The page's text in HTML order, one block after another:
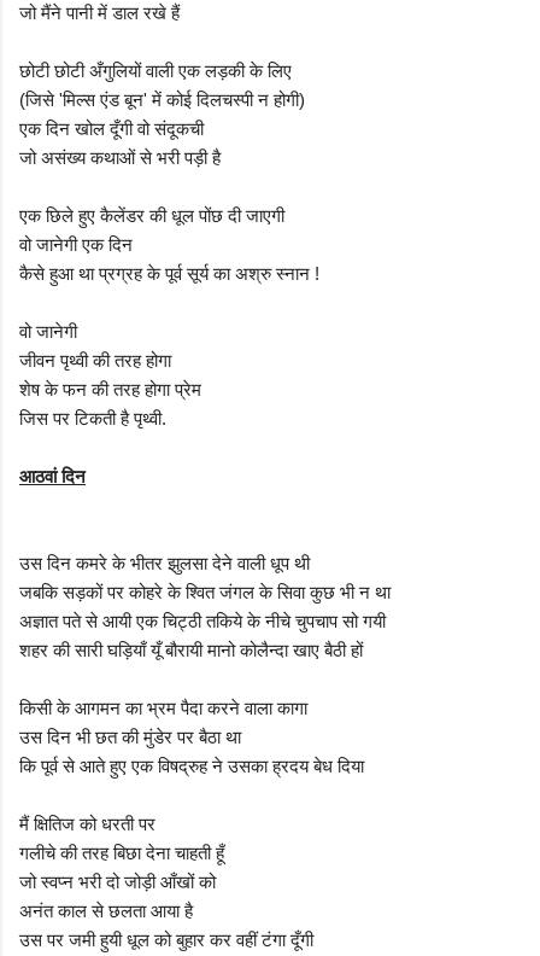
जो मैंने पानी में डाल रखे हैं
छोटी छोटी अँगुलियों वाली एक लड़की के लिए
(जिसे 'मिल्स एंड बून' में कोई दिलचस्पी न होगी)
एक दिन खोल दूँगी वो संदूकची
जो असंख्य कथाओं से भरी पड़ी है
एक छिले हुए कैलेंडर की धूल पोंछ दी जाएगी
वो जानेगी एक दिन
कैसे हुआ था प्रग्रह के पूर्व सूर्य का अश्रु स्नान !
वो जानेगी
जीवन पृथ्‍वी की तरह होगा
शेष के फन की तरह होगा प्रेम
जिस पर टिकती है पृथ्‍वी.
आठवां दिन
उस दिन कमरे के भीतर झुलसा देने वाली धूप थी
जबकि सड़कों पर कोहरे के श्वित जंगल के सिवा कुछ भी न था
अज्ञात पते से आयी एक चिट्ठी तकिये के नीचे चुपचाप सो गयी
शहर की सारी घड़ियाँ यूँ बौरायी मानो कोलैन्दा खाए बैठी हों
किसी के आगमन का भ्रम पैदा करने वाला कागा
उस दिन भी छत की मुंडेर पर बैठा था
कि पूर्व से आते हुए एक विषद्रुह ने उसका ह्रदय बेध दिया
मैं क्षितिज को धरती पर
गलीचे की तरह बिछा देना चाहती हूँ
जो स्वप्न भरी दो जोड़ी आँखों को
अनंत काल से छलता आया है
उस पर जमी हुयी धूल को बुहार कर वहीं टंगा दूँगी